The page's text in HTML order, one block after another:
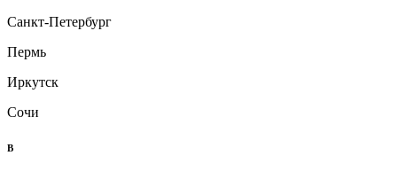
Санкт-Петербург
Пермь
Иркутск
Сочи
B